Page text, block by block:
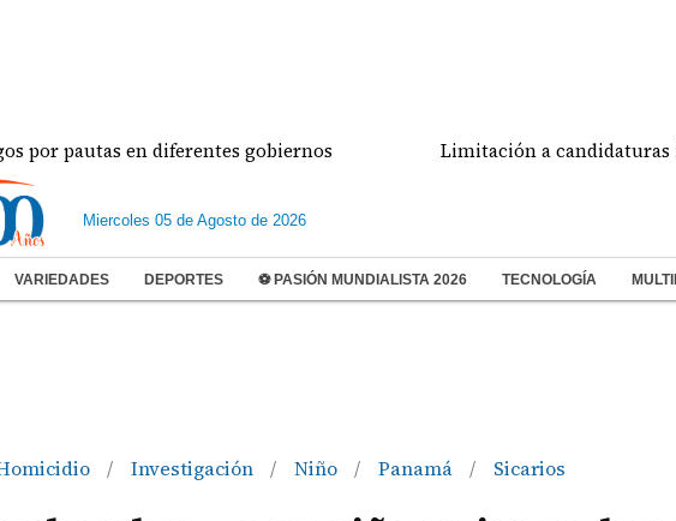
en diferentes gobiernos Limitación a candidaturas
Miercoles 05 de Agosto de 2026
VARIEDADES DEPORTES ⚽ PASIÓN MUNDIALISTA 2026 TECNOLOGÍA
/ Investigación / Niño / Panamá / Sicarios